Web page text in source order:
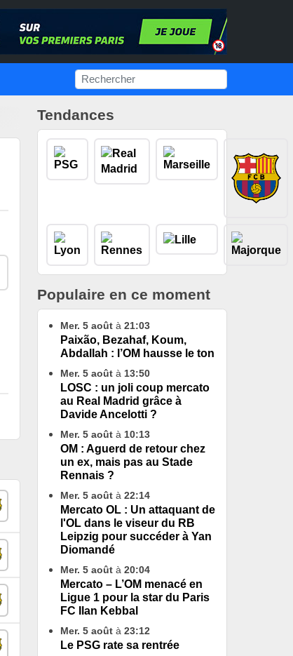
Tendances
Populaire en ce moment
Mer. 5 août à 21:03
Paixão, Bezahaf, Koum,
Abdallah : l’OM hausse le ton
Mer. 5 août à 13:50
LOSC : un joli coup mercato
au Real Madrid grâce à
Davide Ancelotti ?
Mer. 5 août à 10:13
OM : Aguerd de retour chez
un ex, mais pas au Stade
Rennais ?
Mer. 5 août à 22:14
Mercato OL : Un attaquant de
l'OL dans le viseur du RB
Leipzig pour succéder à Yan
Diomandé
Mer. 5 août à 20:04
Mercato – L’OM menacé en
Ligue 1 pour la star du Paris
FC Ilan Kebbal
Mer. 5 août à 23:12
Le PSG rate sa rentrée